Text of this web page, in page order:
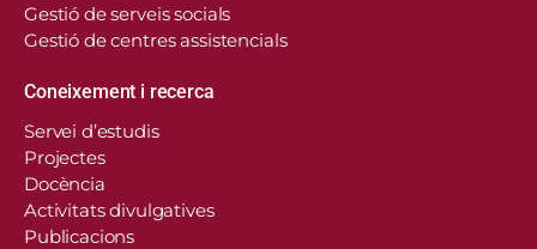
Gestió de serveis socials
Gestió de centres assistencials
Coneixement i recerca
Servei d’estudis
Projectes
Docència
Activitats divulgatives
Publicacions